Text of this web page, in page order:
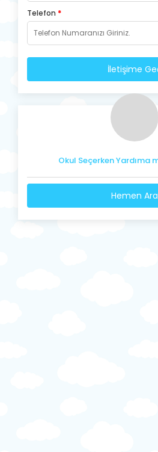
Telefon *
İletişime
Okul Seçerken Yardıma
Hemen Ara